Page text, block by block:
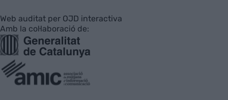
Web auditat per OJD interactiva
Amb la col·laboració de: